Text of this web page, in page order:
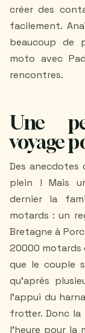
créer des
facilement.
beaucoup de
moto avec
rencontres.
Une
voyage
Des anecdotes
plein ! Mais
dernier la
motards : un
Bretagne à
20000 motards
que le couple
qu’après
l’appui du
frotter. Donc la
l’heure pour la